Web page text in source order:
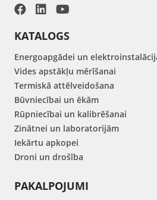
KATALOGS
Energoapgādei un
Vides apstākļu mērīšanai
Termiskā attēlveidošana
Būvniecībai un ēkām
Rūpniecībai un kalibrēšanai
Zinātnei un laboratorijām
Iekārtu apkopei
Droni un drošība
PAKALPOJUMI